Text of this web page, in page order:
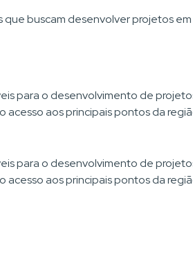
buscam desenvolver projetos em
para o desenvolvimento de
aos principais pontos da
para o desenvolvimento de
aos principais pontos da